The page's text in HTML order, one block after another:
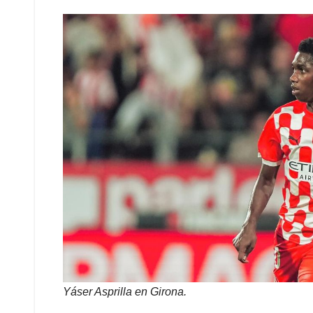
Yáser Asprilla en Girona.